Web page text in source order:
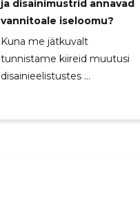
ja disainimustrid annavad
vannitoale iseloomu?
Kuna me jätkuvalt
tunnistame kiireid muutusi
disainieelistustes ...